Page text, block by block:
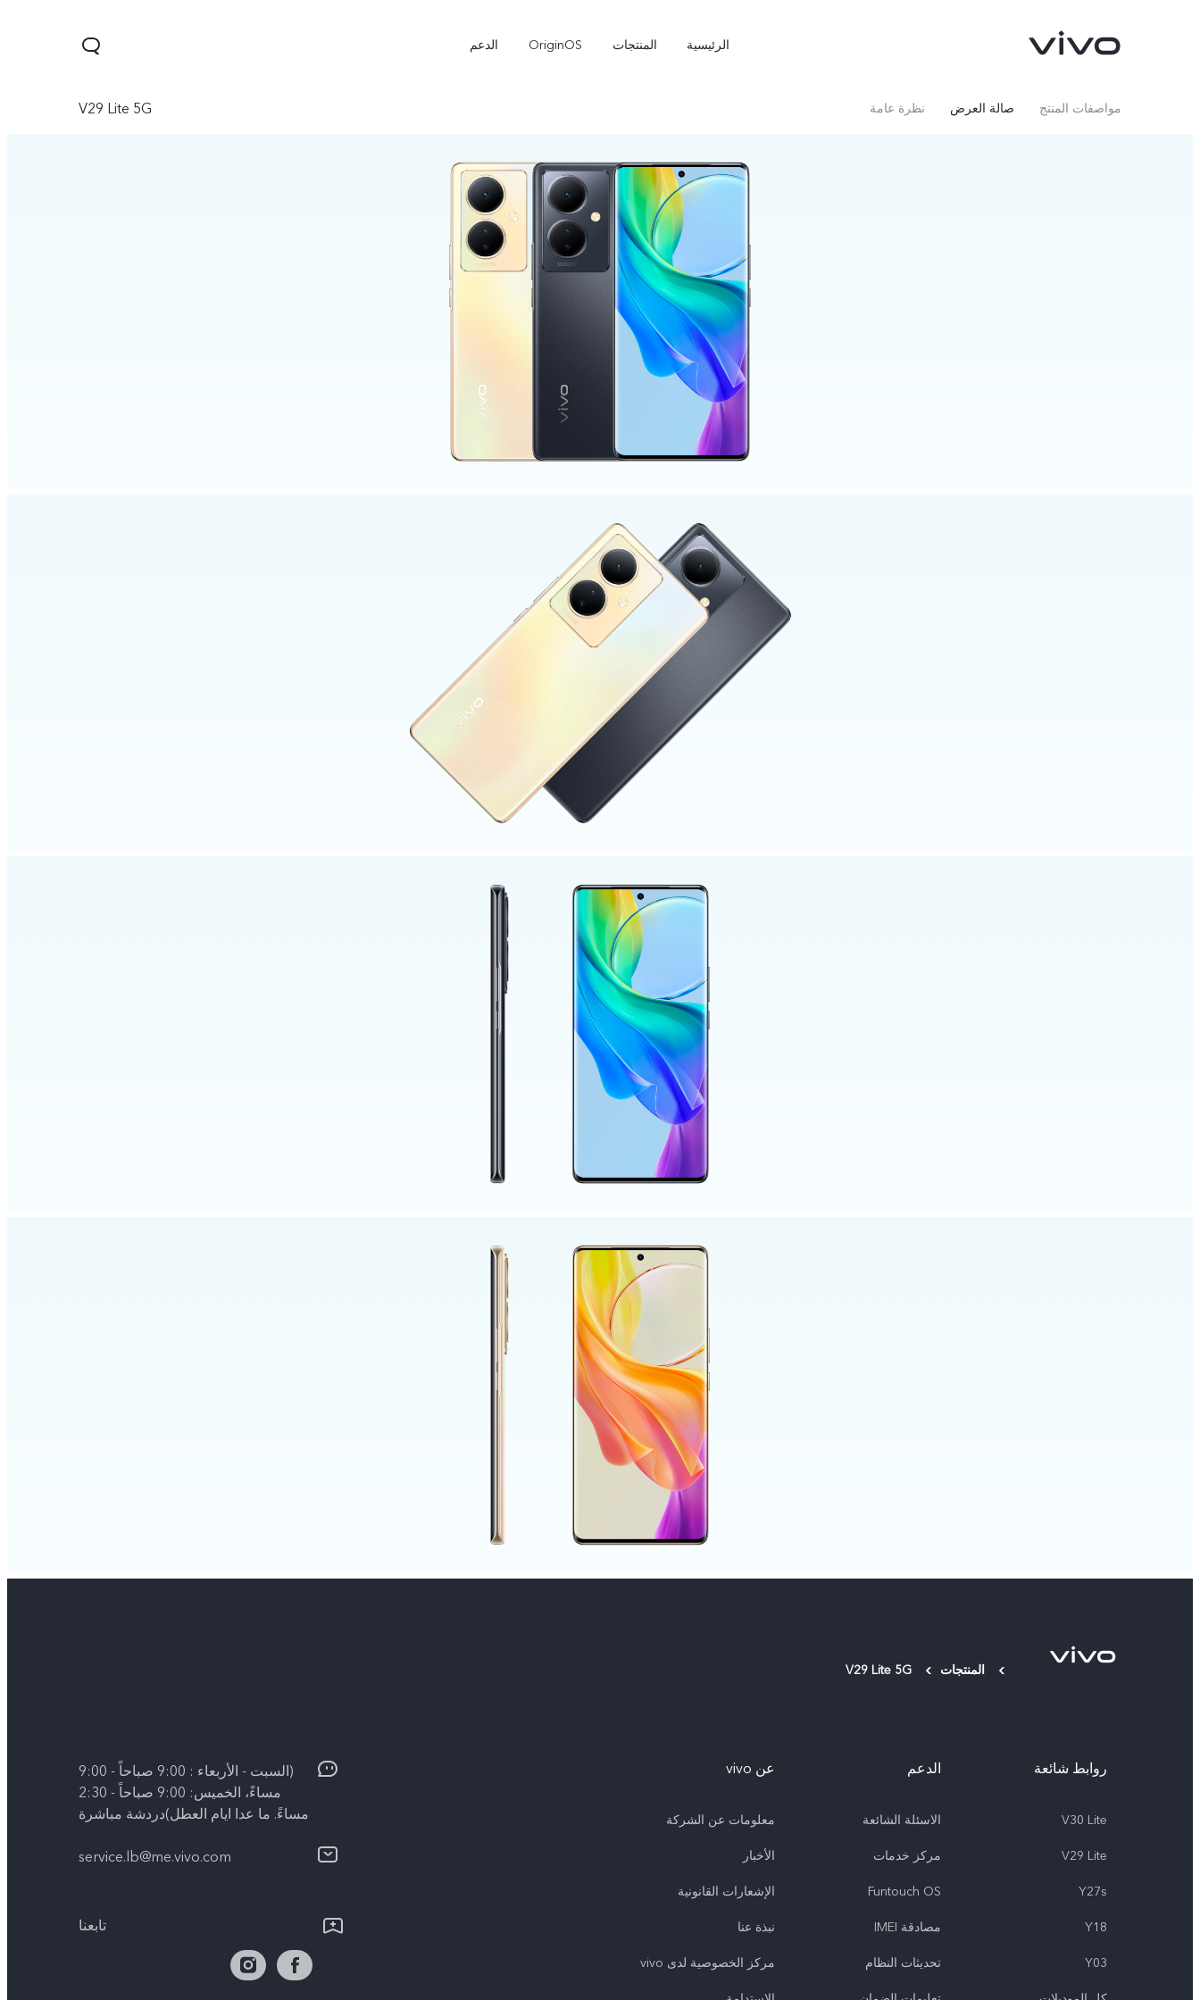
الرئيسية المنتجات OriginOS الدعم
Y04 جديد Y27s
V29 Lite 5G نظرة عامة صالة العرض مواصفات المنتج
المنتجات V29 Lite 5G
روابط شائعة
V30 Lite
V29 Lite
Y27s
Y18
Y03
الدعم
الاسئلة الشائعة
مركز خدمات
Funtouch OS
مصادقة IMEI
تحديثات النظام
عن vivo
معلومات عن الشركة
الأخبار
الإشعارات القانونية
نبذة عنا
مركز الخصوصية لدى vivo
(السبت - الأربعاء : 9:00 صباحاً - 9:00
مساءً، الخميس: 9:00 صباحاً - 2:30
مساءً. ما عدا ايام العطل)دردشة مباشرة
service.lb@me.vivo.com
تابعنا